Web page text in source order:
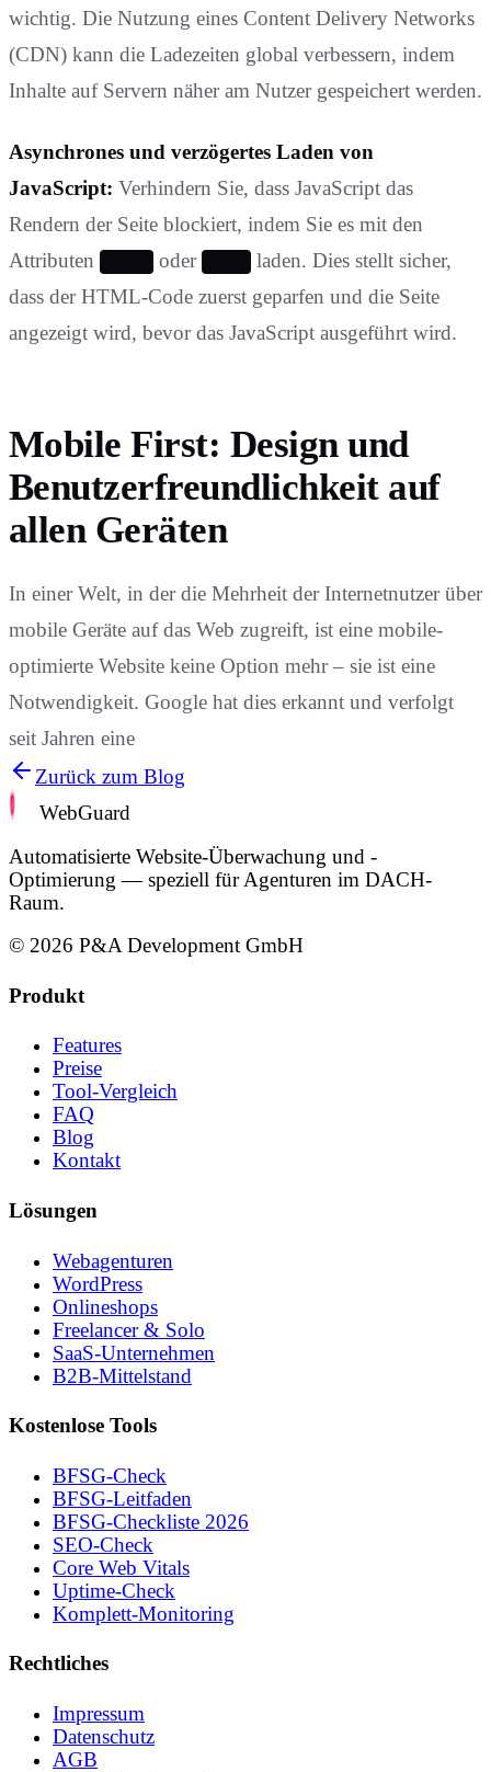
wichtig. Die Nutzung eines Content Delivery Networks
(CDN) kann die Ladezeiten global verbessern, indem
Inhalte auf Servern näher am Nutzer gespeichert werden.
Asynchrones und verzögertes Laden von
JavaScript: Verhindern Sie, dass JavaScript das
Rendern der Seite blockiert, indem Sie es mit den
Attributen
oder
laden. Dies stellt sicher,
dass der HTML-Code zuerst geparfen und die Seite
angezeigt wird, bevor das JavaScript ausgeführt wird.
Mobile First: Design und
Benutzerfreundlichkeit auf
allen Geräten
In einer Welt, in der die Mehrheit der Internetnutzer über
mobile Geräte auf das Web zugreift, ist eine mobile-
optimierte Website keine Option mehr – sie ist eine
Notwendigkeit. Google hat dies erkannt und verfolgt
seit Jahren eine
Zurück zum Blog
WebGuard
Automatisierte Website-Überwachung und -
Optimierung — speziell für Agenturen im DACH-
Raum.
© 2026 P&A Development GmbH
Produkt
Features
Preise
Tool-Vergleich
FAQ
Blog
Kontakt
Lösungen
Webagenturen
WordPress
Onlineshops
Freelancer & Solo
SaaS-Unternehmen
B2B-Mittelstand
Kostenlose Tools
BFSG-Check
BFSG-Leitfaden
BFSG-Checkliste 2026
SEO-Check
Core Web Vitals
Uptime-Check
Komplett-Monitoring
Rechtliches
Impressum
Datenschutz
AGB